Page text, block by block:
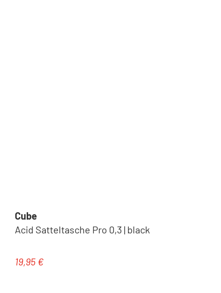
Cube
Acid Satteltasche Pro 0,3 | black
Regulärer Preis:
19,95 €